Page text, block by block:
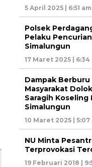
5 April 2025 | 6:51
Polsek
Pelaku
Simalungun
17 Maret 2025 | 6:34
Dampak Berburu
Masyarakat
Saragih Koseling
Simalungun
10 Maret 2025 | 5:07
NU Minta
Terprovokasi
19 Februari 2018 |